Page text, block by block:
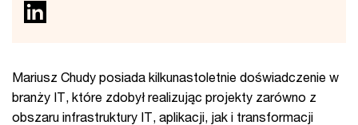
Mariusz Chudy posiada kilkunastoletnie doświadczenie w
branży IT, które zdobył realizując projekty zarówno z
obszaru infrastruktury IT, aplikacji, jak i transformacji